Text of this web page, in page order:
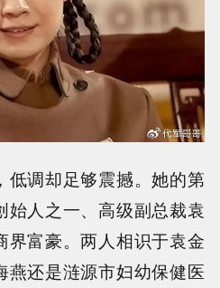
低调却足够震撼。她的第
始人之一、高级副总裁袁
界富豪。两人相识于袁金
燕还是涟源市妇幼保健医